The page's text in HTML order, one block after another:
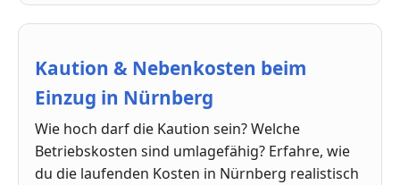
Kaution & Nebenkosten beim
Einzug in Nürnberg
Wie hoch darf die Kaution sein? Welche
Betriebskosten sind umlagefähig? Erfahre, wie
du die laufenden Kosten in Nürnberg realistisch